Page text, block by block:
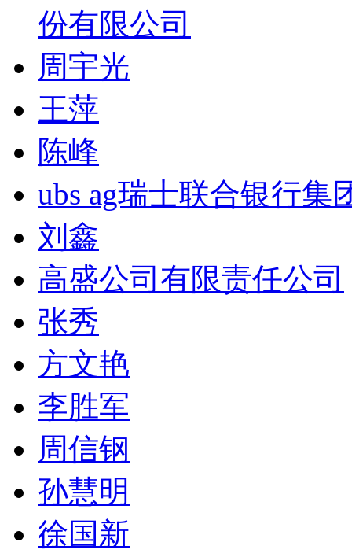
份有限公司
周宇光
王萍
陈峰
ubs ag瑞士联合银行集
刘鑫
高盛公司有限责任公司
张秀
方文艳
李胜军
周信钢
孙慧明
徐国新